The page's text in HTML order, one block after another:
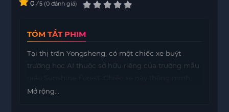
0 / 5 0 đánh giá
TÓM TẮT PHIM
Tại thị trấn Yongsheng, có một chiếc xe buýt
trường học AI thuộc sở hữu riêng của trường mẫu
dũng cảm và đầy trí tuệ. Nó không chỉ là người
Mở rộng...